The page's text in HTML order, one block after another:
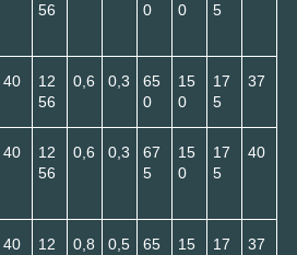
56
0
0
5
40
12
56
0,6 0,3
65
0
15
0
17
5
37
40
12
56
0,6 0,3
67
5
15
0
17
5
40
40
12
0,8 0,5
65
15
17
37